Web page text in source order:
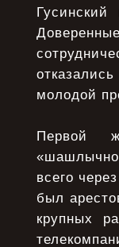
молодой
Первой
всего
был
крупных